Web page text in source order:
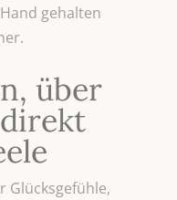
gehalten
über
Glücksgefühle,